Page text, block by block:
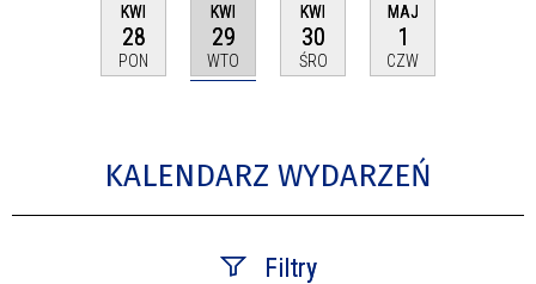
KWI
28
PON
KWI
29
WTO
KWI
30
ŚRO
MAJ
1
CZW
KALENDARZ WYDARZEŃ
Filtry